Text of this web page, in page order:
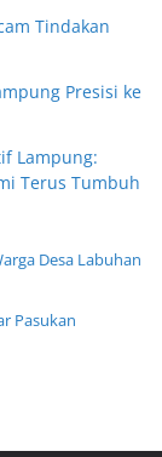
Tindakan
Presisi ke
Lampung:
Terus Tumbuh
Desa Labuhan
Pasukan